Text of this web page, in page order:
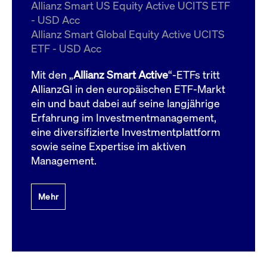
Allianz Smart US Equity Active UCITS ETF
- USD Acc
Allianz Smart Global Equity Active UCITS
ETF - USD Acc
Mit den „Allianz Smart Active“-ETFs tritt
AllianzGI in den europäischen ETF-Markt
ein und baut dabei auf seine langjährige
Erfahrung im Investmentmanagement,
eine diversifizierte Investmentplattform
sowie seine Expertise im aktiven
Management.
Mehr
ApplicationGatewayAffinityCORS
boerse.com
Domain
bis